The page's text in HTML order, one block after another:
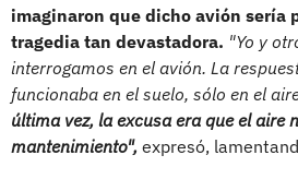
imaginaron que dicho avión sería
tragedia tan devastadora. "Yo y
interrogamos en el avión. La
funcionaba en el suelo, sólo en el
última vez, la excusa era que el aire
mantenimiento", expresó,